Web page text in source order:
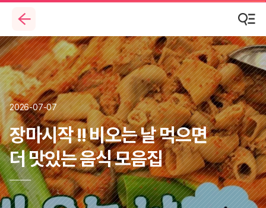
2026-07-07
장마시작 !! 비오는 날 먹으면
더 맛있는 음식 모음집